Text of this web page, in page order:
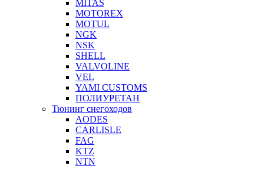
MITAS
MOTOREX
MOTUL
NGK
NSK
SHELL
VALVOLINE
VEL
YAMI CUSTOMS
ПОЛИУРЕТАН
Тюнинг снегоходов
AODES
CARLISLE
FAG
KTZ
NTN